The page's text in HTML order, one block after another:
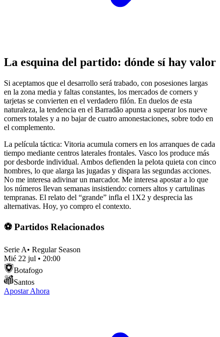
La esquina del partido: dónde sí hay valor
Si aceptamos que el desarrollo será trabado, con posesiones largas
en la zona media y faltas constantes, los mercados de corners y
tarjetas se convierten en el verdadero filón. En duelos de esta
naturaleza, la tendencia en el Barradão apunta a superar los nueve
corners totales y a no bajar de cuatro amonestaciones, sobre todo en
el complemento.
La película táctica: Vitoria acumula corners en los arranques de cada
tiempo mediante centros laterales frontales. Vasco los produce más
por desborde individual. Ambos defienden la pelota quieta con cinco
hombres, lo que alarga las jugadas y dispara las segundas acciones.
No me interesa adivinar un marcador. Me interesa apostar a lo que
los números llevan semanas insistiendo: corners altos y cartulinas
tempranas. El relato del “grande” infla el 1X2 y desprecia las
alternativas. Hoy, yo compro el contexto.
⚽ Partidos Relacionados
Serie A• Regular Season
Mié 22 jul • 20:00
Botafogo
Santos
Apostar Ahora